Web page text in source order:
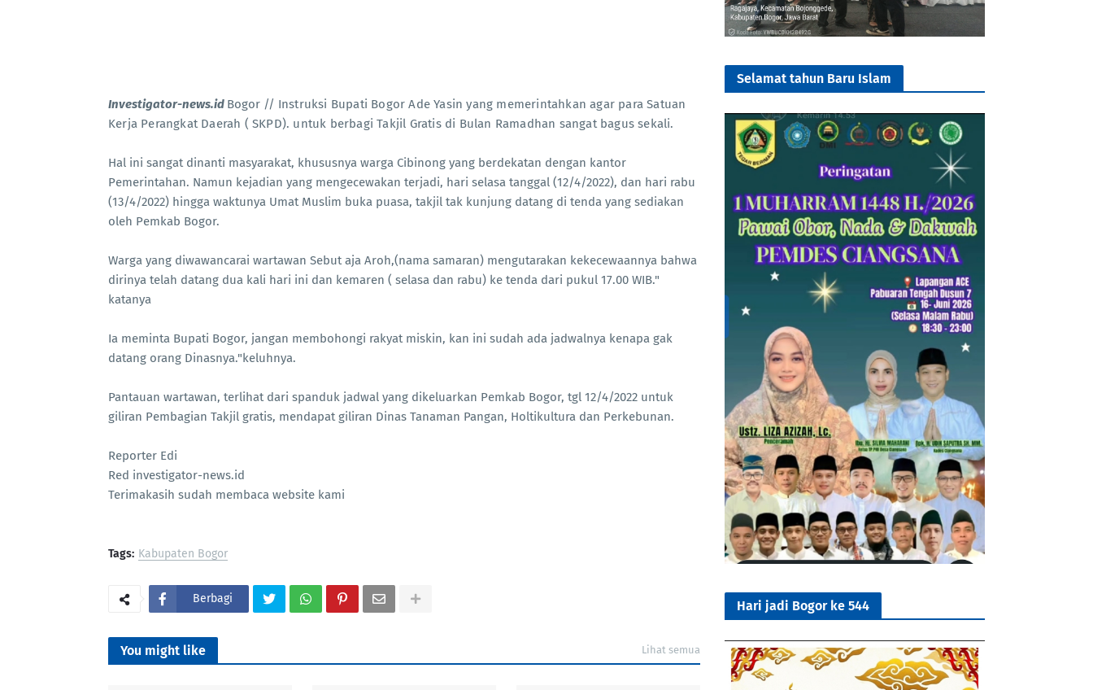
Investigator-news.id Bogor // Instruksi Bupati Bogor Ade Yasin yang memerintahkan agar para Satuan
Kerja Perangkat Daerah ( SKPD). untuk berbagi Takjil Gratis di Bulan Ramadhan sangat bagus sekali.
Hal ini sangat dinanti masyarakat, khususnya warga Cibinong yang berdekatan dengan kantor
Pemerintahan. Namun kejadian yang mengecewakan terjadi, hari selasa tanggal (12/4/2022), dan hari rabu
(13/4/2022) hingga waktunya Umat Muslim buka puasa, takjil tak kunjung datang di tenda yang sediakan
oleh Pemkab Bogor.
Warga yang diwawancarai wartawan Sebut aja Aroh,(nama samaran) mengutarakan kekecewaannya bahwa
dirinya telah datang dua kali hari ini dan kemaren ( selasa dan rabu) ke tenda dari pukul 17.00 WIB."
katanya
Ia meminta Bupati Bogor, jangan membohongi rakyat miskin, kan ini sudah ada jadwalnya kenapa gak
datang orang Dinasnya."keluhnya.
Pantauan wartawan, terlihat dari spanduk jadwal yang dikeluarkan Pemkab Bogor, tgl 12/4/2022 untuk
giliran Pembagian Takjil gratis, mendapat giliran Dinas Tanaman Pangan, Holtikultura dan Perkebunan.
Reporter Edi
Red investigator-news.id
Terimakasih sudah membaca website kami
Tags: Kabupaten Bogor
Berbagi
You might like Lihat semua
Selamat tahun Baru Islam
Hari jadi Bogor ke 544